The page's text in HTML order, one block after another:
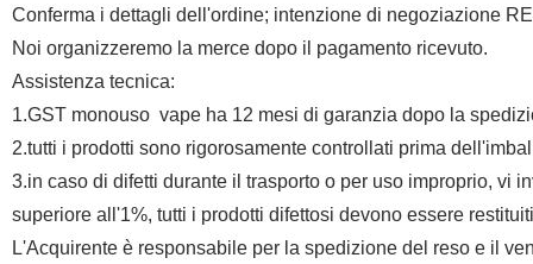
Conferma i dettagli dell'ordine; intenzione di negoziazione
Noi organizzeremo la merce dopo il pagamento ricevuto.
Assistenza tecnica:
1.GST monouso vape ha 12 mesi di garanzia dopo la
2.tutti i prodotti sono rigorosamente controllati prima
3.in caso di difetti durante il trasporto o per uso improprio, vi
superiore all'1%, tutti i prodotti difettosi devono essere
L'Acquirente è responsabile per la spedizione del reso e il